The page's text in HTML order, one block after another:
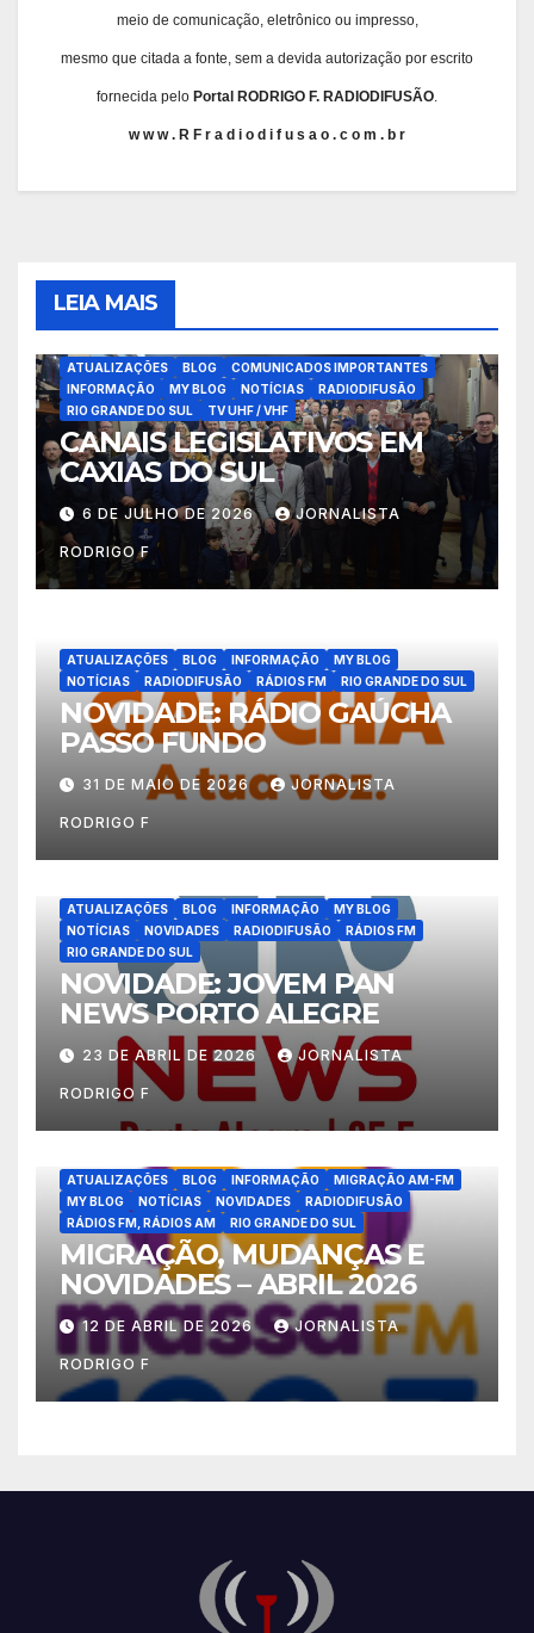
meio de comunicação, eletrônico ou impresso,
mesmo que citada a fonte, sem a devida autorização por escrito
fornecida pelo Portal RODRIGO F. RADIODIFUSÃO
w w w . R F r a d i o d i f u s a o . c o m . b r
LEIA MAIS
ATUALIZAÇÕES BLOG
COMUNICADOS IMPORTANTES
INFORMAÇÃO
MY BLOG NOTÍCIAS
RADIODIFUSÃO
RIO GRANDE DO SUL
TV UHF / VHF
CANAIS LEGISLATIVOS EM
CAXIAS DO SUL
6 DE JULHO DE 2026 JORNALISTA
RODRIGO F
ATUALIZAÇÕES BLOG INFORMAÇÃO
MY BLOG
NOTÍCIAS
RADIODIFUSÃO RÁDIOS FM RIO GRANDE DO SUL
NOVIDADE: RÁDIO GAÚCHA
PASSO FUNDO
31 DE MAIO DE 2026 JORNALISTA
RODRIGO F
ATUALIZAÇÕES BLOG INFORMAÇÃO
MY BLOG
NOTÍCIAS
NOVIDADES RADIODIFUSÃO
RÁDIOS FM
RIO GRANDE DO SUL
NOVIDADE: JOVEM PAN
NEWS PORTO ALEGRE
23 DE ABRIL DE 2026 JORNALISTA
RODRIGO F
ATUALIZAÇÕES BLOG INFORMAÇÃO
MIGRAÇÃO AM-FM
MY BLOG
NOTÍCIAS NOVIDADES
RADIODIFUSÃO
RÁDIOS FM, RÁDIOS AM
RIO GRANDE DO SUL
MIGRAÇÃO, MUDANÇAS E
NOVIDADES – ABRIL 2026
12 DE ABRIL DE 2026 JORNALISTA
RODRIGO F